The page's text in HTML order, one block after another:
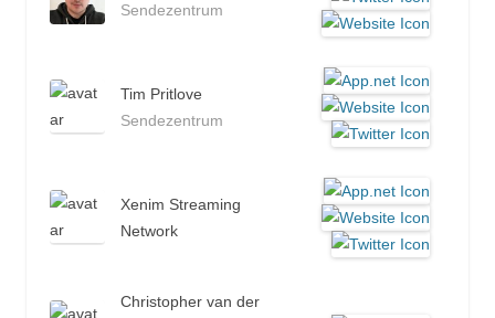
Sendezentrum
Tim Pritlove
Sendezentrum
Xenim Streaming
Network
Christopher van der